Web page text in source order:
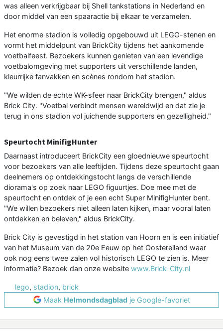
was alleen verkrijgbaar bij Shell tankstations in Nederland en
door middel van een spaaractie bij elkaar te verzamelen.
Het enorme stadion is volledig opgebouwd uit LEGO-stenen en
vormt het middelpunt van BrickCity tijdens het aankomende
voetbalfeest. Bezoekers kunnen genieten van een levendige
voetbalomgeving met supporters uit verschillende landen,
kleurrijke fanvakken en scènes rondom het stadion.
"We wilden de echte WK-sfeer naar BrickCity brengen," aldus
Brick City. "Voetbal verbindt mensen wereldwijd en dat zie je
terug in ons stadion vol juichende supporters en gezelligheid."
Speurtocht MinifigHunter
Daarnaast introduceert BrickCity een gloednieuwe speurtocht
voor bezoekers van alle leeftijden. Tijdens deze speurtocht gaan
deelnemers op ontdekkingstocht langs de verschillende
diorama's op zoek naar LEGO figuurtjes. Doe mee met de
speurtocht en ontdek of je een echt Super MinifigHunter bent.
"We willen bezoekers niet alleen laten kijken, maar vooral laten
ontdekken en beleven," aldus BrickCity.
Brick City is gevestigd in het station van Hoorn en is een initiatief
van het Museum van de 20e Eeuw op het Oostereiland waar
ook nog eens twee zalen vol historisch LEGO te zien is. Meer
informatie? Bezoek dan onze website www.Brick-City.nl
lego, stadion, brick
Maak Helmondsdagbladje Google-favoriet